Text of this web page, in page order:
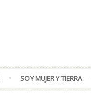
SOY MUJER Y TIERRA